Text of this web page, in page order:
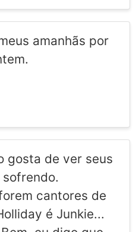
amanhãs por
gosta de ver seus
cantores de
é Junkie...